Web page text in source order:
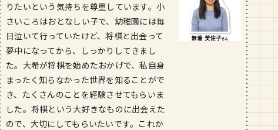
りたいという気持ちを尊重しています。小
さいころはおとなしい子で、幼稚園には毎
日泣いて行っていたけど、将棋と出会って
夢中になってから、しっかりしてきまし
た。大希が将棋を始めたおかげで、私自身
まったく知らなかった世界を知ることがで
き、たくさんのことを経験させてもらいま
した。将棋という大好きなものに出会えた
ので、大切にしてもらいたいです。これか